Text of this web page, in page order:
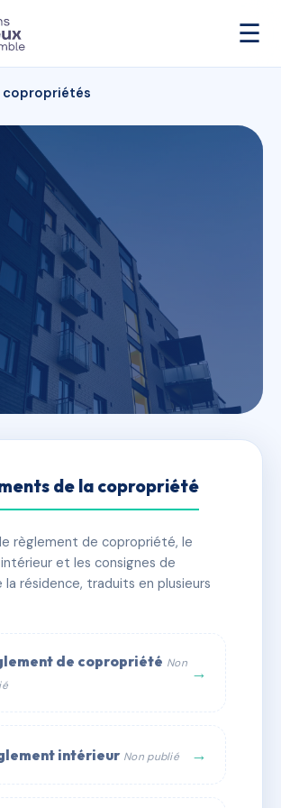
☰
copropriétés
SUD
🏠 75 lots 🏗 1 bâtiment(s)
de la copropriété
règlement de copropriété, le
et les consignes de
résidence, traduits en plusieurs
de copropriété Non →
intérieur Non publié →